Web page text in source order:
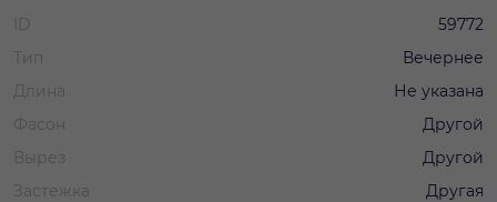
ID
59772
Тип
Вечернее
Длина
Не указана
Фасон
Другой
Вырез
Другой
Застежка
Другая